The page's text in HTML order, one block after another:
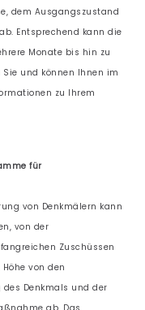
dem Ausgangszustand
Entsprechend kann die
Monate bis hin zu
und können Ihnen im
zu Ihrem
für
von Denkmälern kann
von der
Zuschüssen
von den
Denkmals und der